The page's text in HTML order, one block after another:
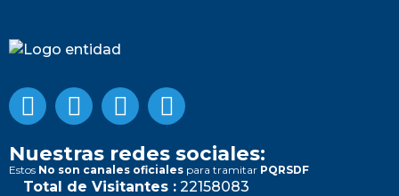
Nuestras redes sociales:
Estos No son canales oficiales para tramitar PQRSDF
Total de Visitantes : 22158083